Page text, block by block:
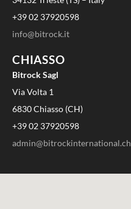
+39 02 37920598
info@bitrock.it
CHIASSO
Bitrock Sagl
Via Volta 1
6830 Chiasso (CH)
+39 02 37920598
admin@bitrockinternational.ch